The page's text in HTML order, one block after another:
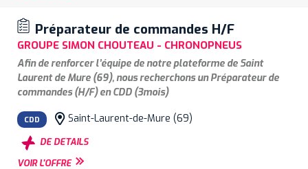
par la direction
• Satisfaire le client pour le fidéliser.
• Répondre aux demandes WEB
Pour démarrer dans de bonnes conditions, vous
bénéficierezd’un accompagnementpour vous familiariser
avec nos outils, nos moyens et notre offre.
Préparateur de commandes H/F
GROUPE SIMON CHOUTEAU - CHRONOPNEUS
Afin de renforcer l’équipe de notre plateforme de Saint
Laurent de Mure (69), nous recherchons un Préparateur de
commandes (H/F) en CDD (3mois)
serez en charge d’assurer :
- La réception marchandise
- La préparation des commandes
- L’organisation du stock
CDD Saint-Laurent-de-Mure (69)
DE DETAILS
VOIR L'OFFRE